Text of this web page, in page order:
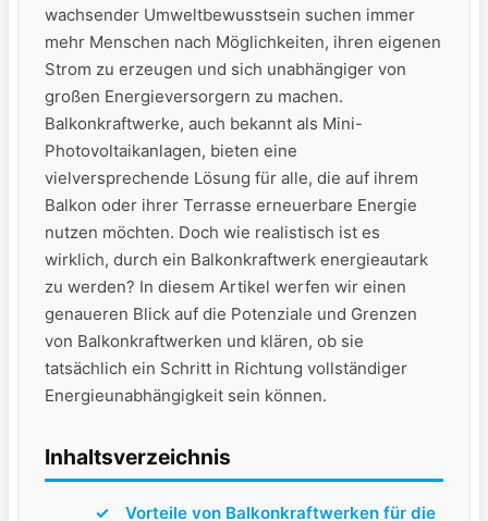
wachsender⁢ Umweltbewusstsein suchen immer
mehr Menschen⁣ nach Möglichkeiten,⁢ ihren eigenen
Strom zu erzeugen und sich unabhängiger von
großen Energieversorgern zu machen.
Balkonkraftwerke, ‌auch‍ bekannt als Mini-
Photovoltaikanlagen, bieten eine
⁢vielversprechende Lösung für alle, die auf ihrem
Balkon⁤ oder ihrer Terrasse erneuerbare Energie
nutzen möchten. Doch wie⁤ realistisch ist es
wirklich, durch ein Balkonkraftwerk energieautark
zu werden? In diesem Artikel ⁢werfen wir einen‌
genaueren‍ Blick auf die Potenziale und Grenzen
von Balkonkraftwerken und klären, ob sie
tatsächlich ein ⁤Schritt in Richtung vollständiger
Energieunabhängigkeit sein können.
Inhaltsverzeichnis
Vorteile von Balkonkraftwerken ‍für die